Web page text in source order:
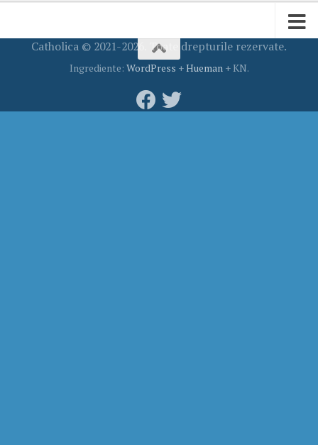
Catholica © 2021-2026. Toate drepturile rezervate.
Ingrediente: WordPress +Hueman+ KN.